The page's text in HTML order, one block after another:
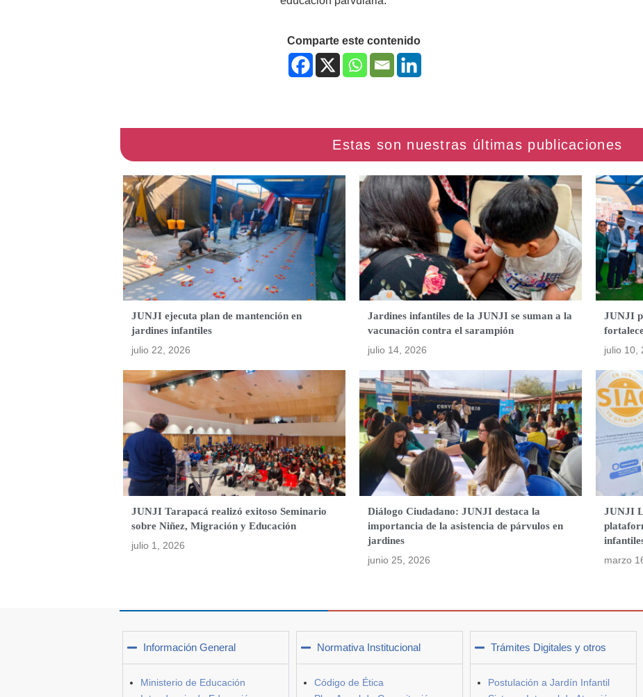
Comparte este contenido
JUNJI ejecuta plan de mantención en
jardines infantiles
julio 22, 2026
Jardines infantiles de la JUNJI se suman a la
vacunación contra el sarampión
julio 14, 2026
JUNJI
julio 10,
JUNJI Tarapacá realizó exitoso Seminario
sobre Niñez, Migración y Educación
julio 1, 2026
Diálogo Ciudadano: JUNJI destaca la
importancia de la asistencia de párvulos en
jardines
junio 25, 2026
JUNJI
marzo
Información General
Ministerio de Educación
Normativa Institucional
Código de Ética
Trámites Digitales y otros
Postulación a Jardín Infantil